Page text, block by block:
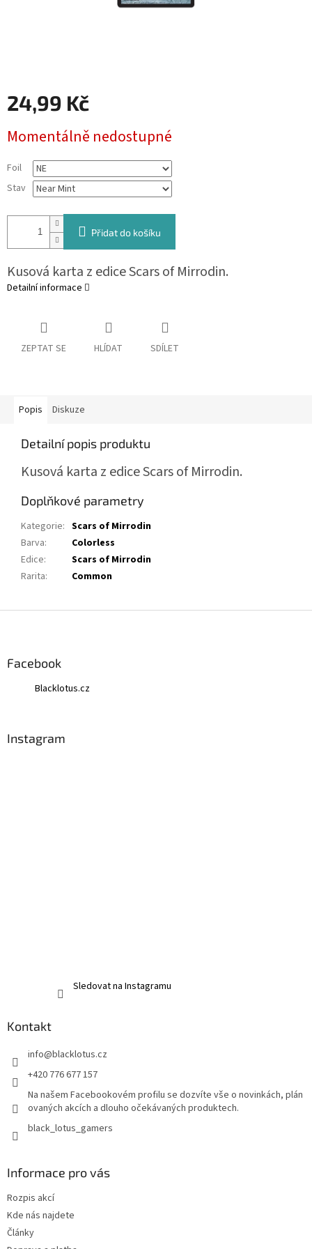
24,99 Kč
cena:
Momentálně nedostupné
Foil
Stav
Přidat do košíku
Kusová karta z edice Scars of Mirrodin.
Detailní informace
ZEPTAT SE HLÍDAT SDÍLET
Popis Diskuze
Detailní popis produktu
Kusová karta z edice Scars of Mirrodin.
Doplňkové parametry
Kategorie: Scars of Mirrodin
Barva:
Colorless
Edice:
Scars of Mirrodin
Rarita: Common
Facebook
Blacklotus.cz
Instagram
Sledovat na Instagramu
Kontakt
info@blacklotus.cz
+420 776 677 157
Na našem Facebookovém profilu se dozvíte vše o novinkách, plán
ovaných akcích a dlouho očekávaných produktech.
black_lotus_gamers
Informace pro vás
Rozpis akcí
Kde nás najdete
Články